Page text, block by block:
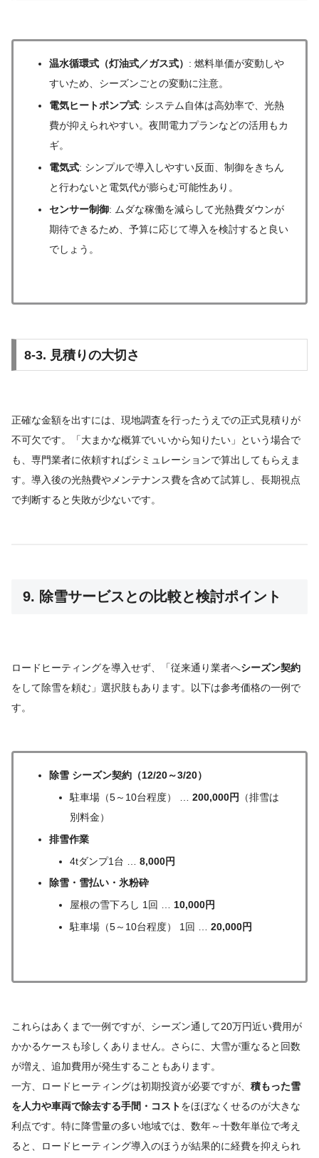
温水循環式（灯油式／ガス式） : 燃料単価が変動しや
すいため、シーズンごとの変動に注意。
電気ヒートポンプ式: システム自体は高効率で、光熱
費が抑えられやすい。夜間電力プランなどの活用もカ
ギ。
電気式: シンプルで導入しやすい反面、制御をきちん
と行わないと電気代が膨らむ可能性あり。
センサー制御: ムダな稼働を減らして光熱費ダウンが
期待できるため、予算に応じて導入を検討すると良い
でしょう。
8-3. 見積りの大切さ
正確な金額を出すには、現地調査を行ったうえでの正式見積りが
不可欠です。「大まかな概算でいいから知りたい」という場合で
も、専門業者に依頼すればシミュレーションで算出してもらえま
す。導入後の光熱費やメンテナンス費を含めて試算し、長期視点
で判断すると失敗が少ないです。
9. 除雪サービスとの比較と検討ポイント
ロードヒーティングを導入せず、「従来通り業者へシーズン契約
をして除雪を頼む」選択肢もあります。以下は参考価格の一例で
す。
除雪 シーズン契約（12/20～3/20）
駐車場（5～10台程度） … 200,000円 （排雪は
別料金）
排雪作業
4tダンプ1台 … 8,000円
除雪・雪払い・氷粉砕
屋根の雪下ろし 1回 … 10,000円
駐車場（5～10台程度） 1回 … 20,000円
これらはあくまで一例ですが、シーズン通して20万円近い費用が
かかるケースも珍しくありません。さらに、大雪が重なると回数
が増え、追加費用が発生することもあります。
一方、ロードヒーティングは初期投資が必要ですが、 積もった雪
を人力や車両で除去する手間・コストをほぼなくせるのが大きな
利点です。特に降雪量の多い地域では、数年～十数年単位で考え
ると、ロードヒーティング導入のほうが結果的に経費を抑えられ